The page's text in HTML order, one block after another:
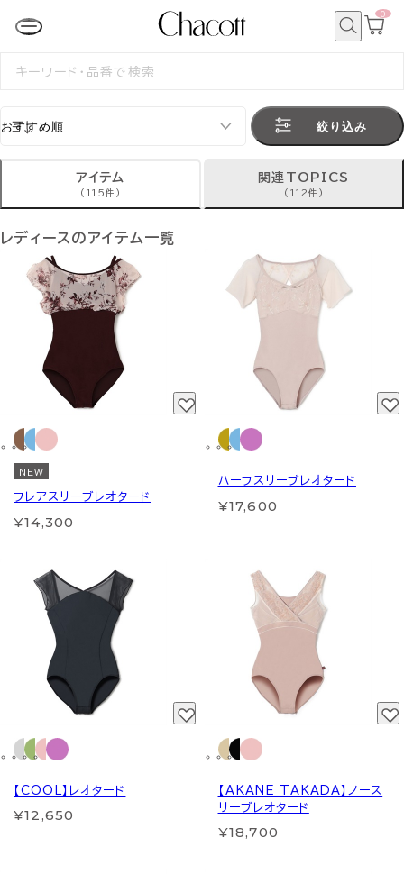
カ
0
検
絞り込み
アイテム
(115件)
関連TOPICS
(112件)
レディースのアイテム一覧
NEW
フレアスリーブレオタード
¥14,300
ハーフスリーブレオタード
¥17,600
【COOL】レオタード
¥12,650
【AKANE TAKADA】ノース
リーブレオタード
¥18,700